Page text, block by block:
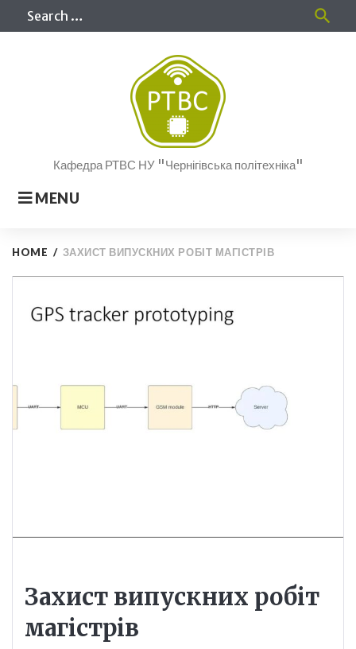
search
Кафедра РТВС НУ "Чернігівська політехніка"
MENU
HOME / ЗАХИСТ ВИПУСКНИХ РОБІТ МАГІСТРІВ
Захист випускних робіт
магістрів